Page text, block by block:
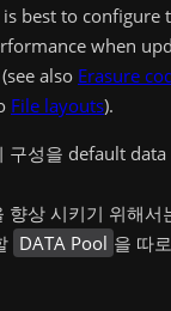
best to configure
when
also Erasure
File layouts).
구성을 default
향상 시키기 위해서
DATA Pool 을 따